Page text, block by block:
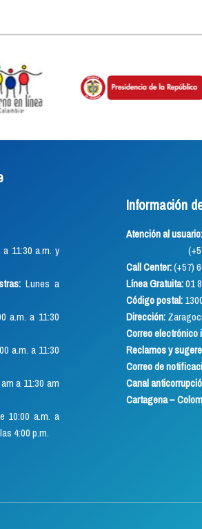
11:30 a.m. y
Lunes a
a.m. a 11:30
a.m. a 11:30
a 11:30 am
10:00 a.m. a
4:00 p.m.
Información
Atención al usuario:
(+57) 316
Call Center:(+57)
Línea Gratuita:01
Código postal:
Dirección:
Correo electrónico
Reclamos y
Correo de
Canal
Cartagena –